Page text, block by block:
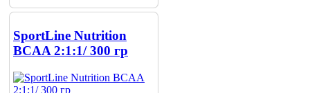
SportLine Nutrition
BCAA 2:1:1/ 300 гр